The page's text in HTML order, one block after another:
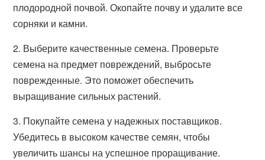
плодородной почвой. Окопайте почву и удалите все
сорняки и камни.
2. Выберите качественные семена. Проверьте
семена на предмет повреждений, выбросьте
поврежденные. Это поможет обеспечить
выращивание сильных растений.
3. Покупайте семена у надежных поставщиков.
Убедитесь в высоком качестве семян, чтобы
увеличить шансы на успешное проращивание.